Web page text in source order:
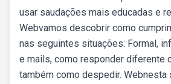
usar saudações mais educadas e
Webvamos descobrir como
nas seguintes situações: Formal,
e mails, como responder diferente
também como despedir. Webnesta